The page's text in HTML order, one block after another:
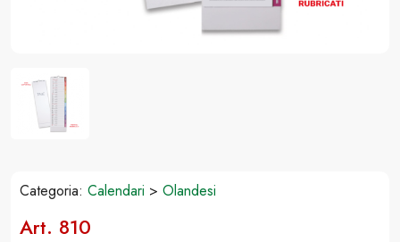
Categoria: Calendari > Olandesi
Art. 810